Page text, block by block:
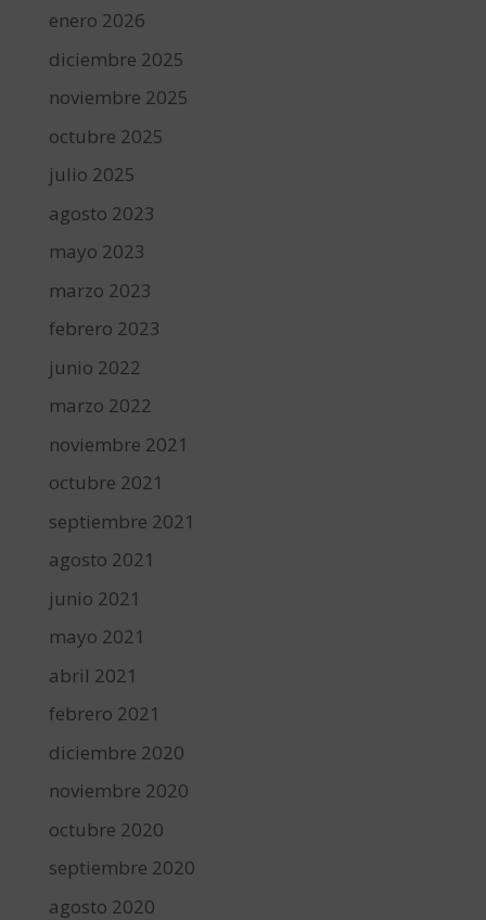
enero 2026
diciembre 2025
noviembre 2025
octubre 2025
julio 2025
agosto 2023
mayo 2023
marzo 2023
febrero 2023
junio 2022
marzo 2022
noviembre 2021
octubre 2021
septiembre 2021
agosto 2021
junio 2021
mayo 2021
abril 2021
febrero 2021
diciembre 2020
noviembre 2020
octubre 2020
septiembre 2020
agosto 2020